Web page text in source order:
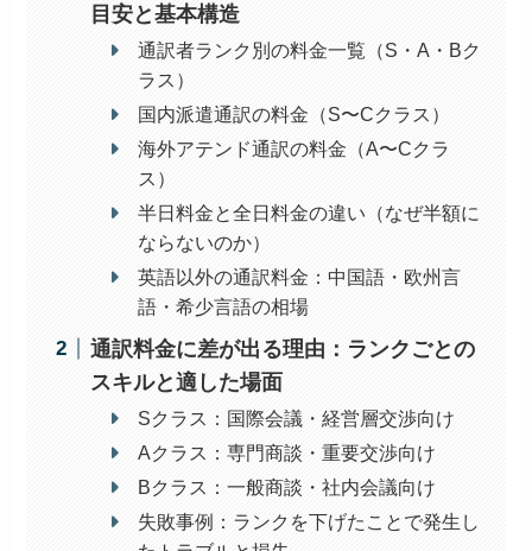
目安と基本構造
通訳者ランク別の料金一覧（S・A・Bク
ラス）
国内派遣通訳の料金（S〜Cクラス）
海外アテンド通訳の料金（A〜Cクラ
ス）
半日料金と全日料金の違い（なぜ半額に
ならないのか）
英語以外の通訳料金：中国語・欧州言
語・希少言語の相場
通訳料金に差が出る理由：ランクごとの
スキルと適した場面
Sクラス：国際会議・経営層交渉向け
Aクラス：専門商談・重要交渉向け
Bクラス：一般商談・社内会議向け
失敗事例：ランクを下げたことで発生し